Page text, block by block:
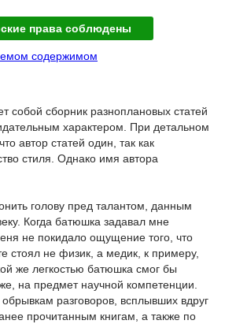
права соблюдены
содержимом
собой сборник разноплановых статей
характером. При детальном
автор статей один, так как
стиля. Однако имя автора
голову пред талантом, данным
Когда батюшка задавал мне
не покидало ощущение того, что
стоял не физик, а медик, к примеру,
же легкостью батюшка смог бы
на предмет научной компетенции.
разговоров, всплывших вдруг
прочитанным книгам, а также по